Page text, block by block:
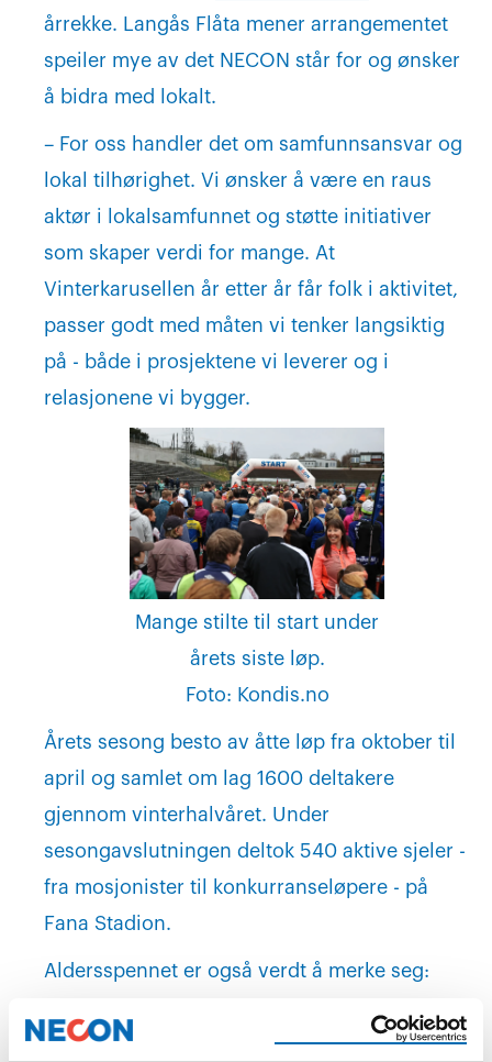
årrekke. Langås Flåta mener arrangementet
speiler mye av det NECON står for og ønsker
å bidra med lokalt.
– For oss handler det om samfunnsansvar og
lokal tilhørighet. Vi ønsker å være en raus
aktør i lokalsamfunnet og støtte initiativer
som skaper verdi for mange. At
Vinterkarusellen år etter år får folk i aktivitet,
passer godt med måten vi tenker langsiktig
på - både i prosjektene vi leverer og i
relasjonene vi bygger.
Mange stilte til start under
årets siste løp.
Foto: Kondis.no
Årets sesong besto av åtte løp fra oktober til
april og samlet om lag 1600 deltakere
gjennom vinterhalvåret. Under
sesongavslutningen deltok 540 aktive sjeler -
fra mosjonister til konkurranseløpere - på
Fana Stadion.
Aldersspennet er også verdt å merke seg:
den yngste var født i 2019.